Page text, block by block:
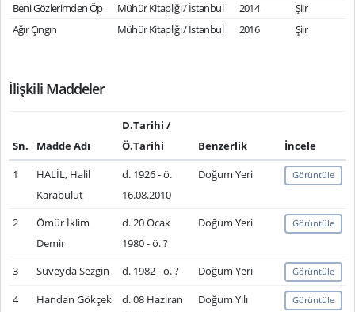
Beni Gözlerimden Öp
Mühür Kitaplığı / İstanbul 2014
Şiir
Ağır Çıngın
Mühür Kitaplığı / İstanbul 2016 Şiir
İlişkili Maddeler
Sn. Madde Adı
D.Tarihi /
Ö.Tarihi
Benzerlik
İncele
1
HALİL, Halil
Karabulut
d. 1926 - ö.
16.08.2010
Doğum Yeri Görüntüle
2
Ömür İklim
Demir
d. 20 Ocak
1980 - ö. ?
Doğum Yeri Görüntüle
3 Süveyda Sezgin d. 1982 - ö. ? Doğum Yeri Görüntüle
4 Handan Gökçek
d. 08 Haziran
Doğum Yılı Görüntüle